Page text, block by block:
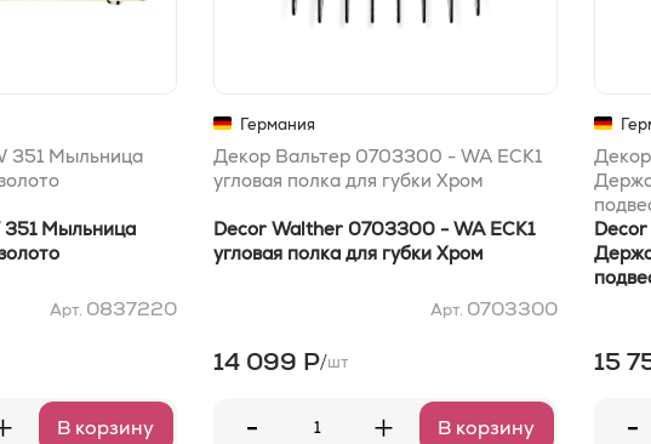
351 Мыльница
351 Мыльница
Арт. 0837220
В корзину
Германия
Декор Вальтер 0703300 - WA ECK1
угловая полка для губки Хром
Decor Walther 0703300 - WA ECK1
угловая полка для губки Хром
Арт. 0703300
14 099 Р/шт
- + В корзину
15
-